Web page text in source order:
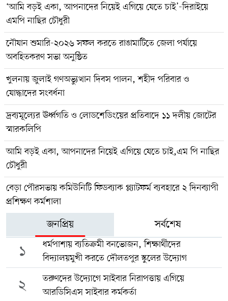
‘আমি বড়ই একা, আপনাদের নিয়েই এগিয়ে যেতে চাই’-দিরাইয়ে
এমপি নাছির চৌধুরী
‎নৌযান শুমারি-২০২৬ সফল করতে রাঙামাটিতে জেলা পর্যায়ে
অবহিতকরণ সভা অনুষ্ঠিত
খুলনায় জুলাই গণঅভ্যুত্থান দিবস পালন, শহীদ পরিবার ও
যোদ্ধাদের সংবর্ধনা
দ্রব্যমূল্যের ঊর্ধ্বগতি ও লোডশেডিংয়ের প্রতিবাদে ১১ দলীয় জোটের
স্মারকলিপি
আমি বড়ই একা, আপনাদের নিয়েই এগিয়ে যেতে চাই,এম পি নাছির
চৌধুরী
বেড়া পৌরসভায় কমিউনিটি ফিডব্যাক প্ল্যাটফর্ম ব্যবহারে ২ দিনব্যাপী
প্রশিক্ষণ কর্মশালা
জনপ্রিয় সর্বশেষ
১
ধর্মপাশায় ব্যতিক্রমী বনভোজন, শিক্ষার্থীদের
বিদ্যালয়মুখী করতে দৌলতপুর স্কুলের উদ্যোগ
২
তরুণদের উদ্যোগে সাইবার নিরাপত্তায় এগিয়ে
আরডিসিএস সাইবার কর্মকর্তা